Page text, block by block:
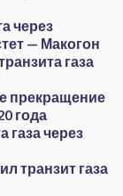
через
— Макогон
газа
прекращение
года
газа через
транзит газа